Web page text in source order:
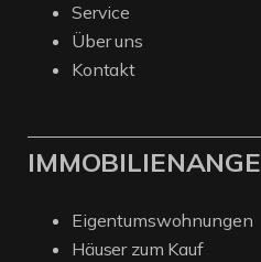
Service
Über uns
Kontakt
Eigentumswohnungen
Häuser zum Kauf